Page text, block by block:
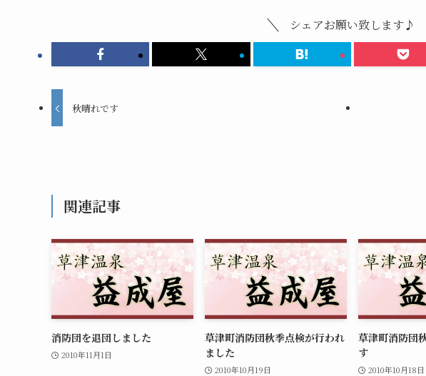
シェアお願い致します♪
秋晴れです
関連記事
消防団を退団しました
2010年11月1日
草津町消防団秋季点検が行われ
ました
2010年10月19日
草津町消防団
す
2010年10月18日